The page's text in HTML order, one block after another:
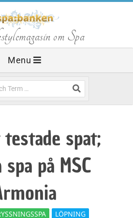
om Spa
Menu
spat;
på MSC
LÖPNING